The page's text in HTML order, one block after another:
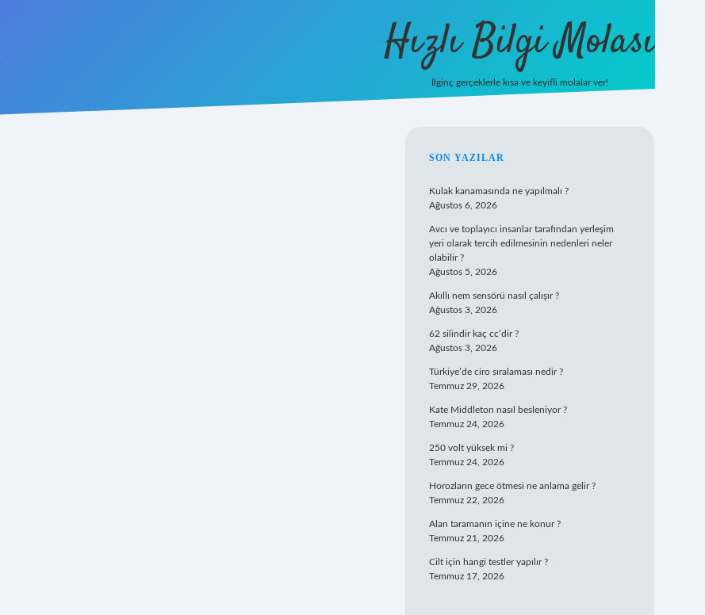
Hızlı Bilgi Molası
İlginç gerçeklerle kısa ve keyifli molalar ver!
SIDEBAR
SON YAZILAR
Kulak kanamasında ne yapılmalı ?
Ağustos 6, 2026
Avcı ve toplayıcı insanlar tarafından yerleşim
yeri olarak tercih edilmesinin nedenleri neler
olabilir ?
Ağustos 5, 2026
Akıllı nem sensörü nasıl çalışır ?
Ağustos 3, 2026
62 silindir kaç cc’dir ?
Ağustos 3, 2026
Türkiye’de ciro sıralaması nedir ?
Temmuz 29, 2026
Kate Middleton nasıl besleniyor ?
Temmuz 24, 2026
250 volt yüksek mi ?
Temmuz 24, 2026
Horozların gece ötmesi ne anlama gelir ?
Temmuz 22, 2026
Alan taramanın içine ne konur ?
Temmuz 21, 2026
Cilt için hangi testler yapılır ?
Temmuz 17, 2026